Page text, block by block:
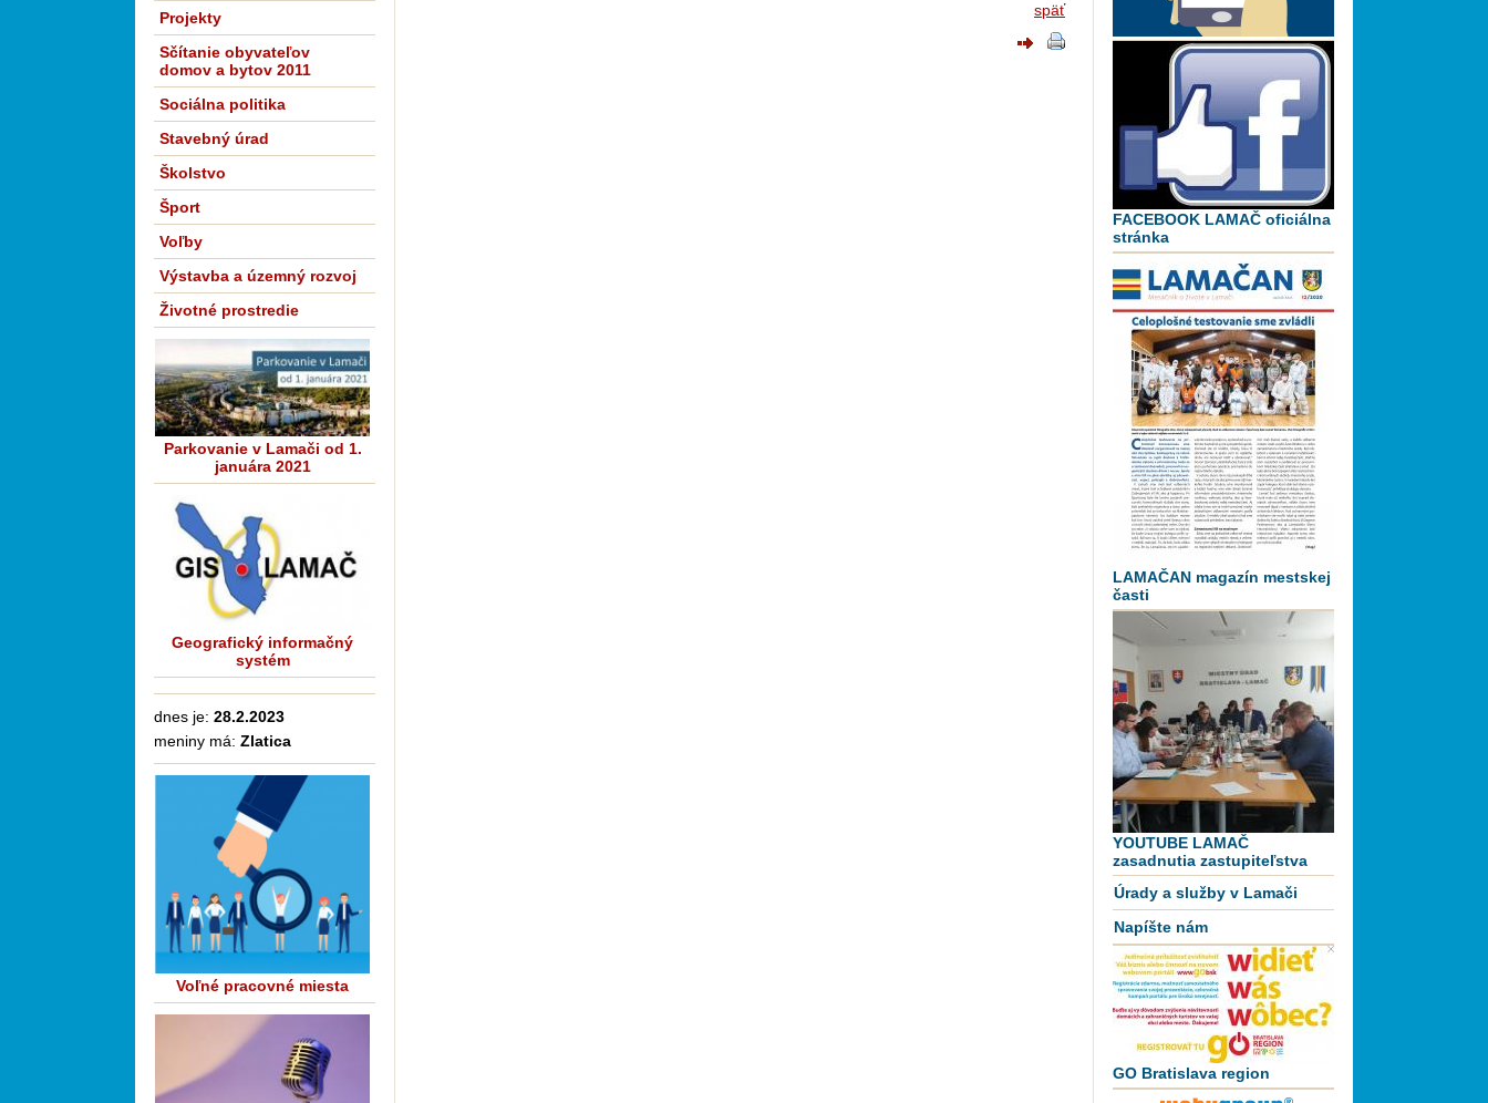
späť
Projekty
Sčítanie obyvateľov
domov a bytov 2011
Sociálna politika
Stavebný úrad
Školstvo
Šport
Voľby
Výstavba a územný rozvoj
Životné prostredie
Parkovanie v Lamači od 1.
januára 2021
Geografický informačný
systém
dnes je: 28.2.2023
meniny má: Zlatica
Voľné pracovné miesta
FACEBOOK LAMAČ oficiálna
stránka
LAMAČAN magazín mestskej
časti
YOUTUBE LAMAČ
zasadnutia zastupiteľstva
Úrady a služby v Lamači
Napíšte nám
GO Bratislava region